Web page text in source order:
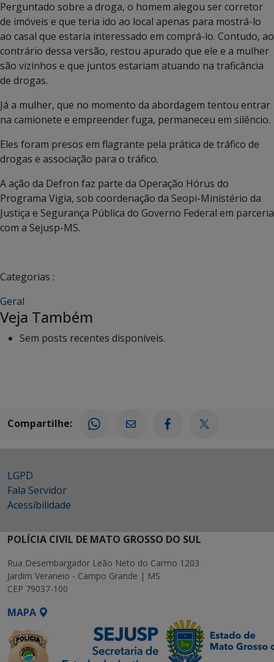
Perguntado sobre a droga, o homem alegou ser corretor
de imóveis e que teria ido ao local apenas para mostrá-lo
ao casal que estaria interessado em comprá-lo. Contudo, ao
contrário dessa versão, restou apurado que ele e a mulher
são vizinhos e que juntos estariam atuando na traficância
de drogas.
Já a mulher, que no momento da abordagem tentou entrar
na camionete e empreender fuga, permaneceu em silêncio.
Eles foram presos em flagrante pela prática de tráfico de
drogas e associação para o tráfico.
A ação da Defron faz parte da Operação Hórus do
Programa Vigia, sob coordenação da Seopi-Ministério da
Justiça e Segurança Pública do Governo Federal em parceria
com a Sejusp-MS.
Categorias :
Geral
Veja Também
Sem posts recentes disponíveis.
Compartilhe:
LGPD
Fala Servidor
Acessibilidade
POLÍCIA CIVIL DE MATO GROSSO DO SUL
Rua Desembargador Leão Neto do Carmo 1203
Jardim Veraneio - Campo Grande | MS
CEP 79037-100
MAPA